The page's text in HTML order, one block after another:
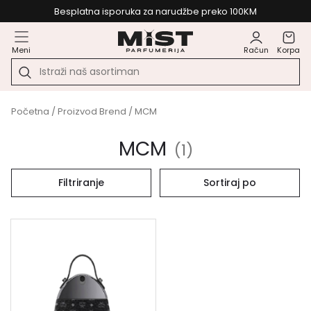
Besplatna isporuka za narudžbe preko 100KM
Meni Račun Korpa
Početna / Proizvod Brend / MCM
MCM (1)
Filtriranje Sortiraj po